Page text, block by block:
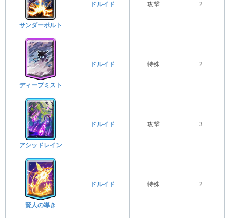
サンダーボルト
ドルイド 攻撃 2
ディープミスト
ドルイド 特殊 2
アシッドレイン
ドルイド 攻撃 3
賢人の導き
ドルイド 特殊 2